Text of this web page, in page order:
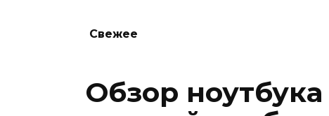
Свежее
Обзор